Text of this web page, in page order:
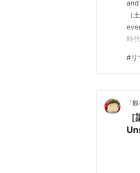
and
（
時
制
#
「